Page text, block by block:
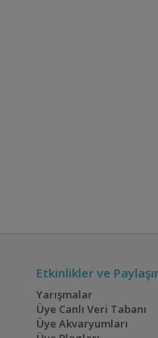
Etkinlikler ve
Yarışmalar
Üye Canlı Veri Tabanı
Üye Akvaryumları